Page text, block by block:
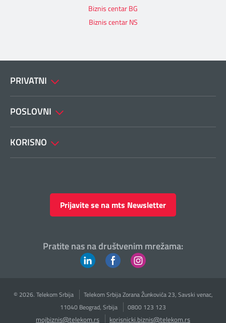
Biznis centar BG
Biznis centar NS
PRIVATNI
POSLOVNI
KORISNO
Prijavite se na mts Newsletter
Pratite nas na društvenim mrežama:
© 2026. Telekom Srbija
Telekom Srbija Zorana Žunkovića 23, Savski venac,
11040 Beograd, Srbija
0800 123 123
mojbiznis@telekom.rs korisnicki.biznis@telekom.rs